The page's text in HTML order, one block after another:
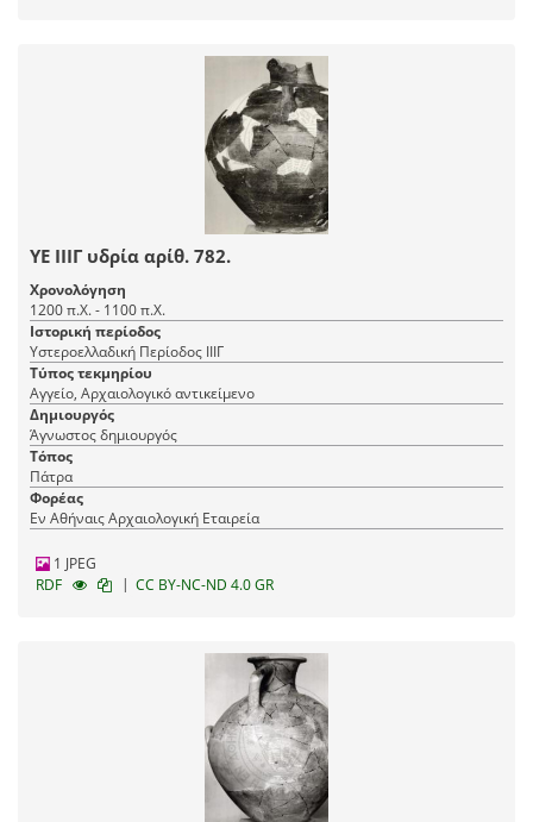
ΥΕ ΙΙΙΓ υδρία αρίθ. 782.
Χρονολόγηση
1200 π.Χ. - 1100 π.Χ.
Ιστορική περίοδος
Υστεροελλαδική Περίοδος ΙΙΙΓ
Τύπος τεκμηρίου
Αγγείο, Αρχαιολογικό αντικείμενο
Δημιουργός
Άγνωστος δημιουργός
Τόπος
Πάτρα
Φορέας
Εν Αθήναις Αρχαιολογική Εταιρεία
1 JPEG
RDF
| CC BY-NC-ND 4.0 GR